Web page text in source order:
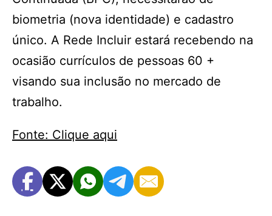
biometria (nova identidade) e cadastro
único. A Rede Incluir estará recebendo na
ocasião currículos de pessoas 60 +
visando sua inclusão no mercado de
trabalho.
Fonte: Clique aqui